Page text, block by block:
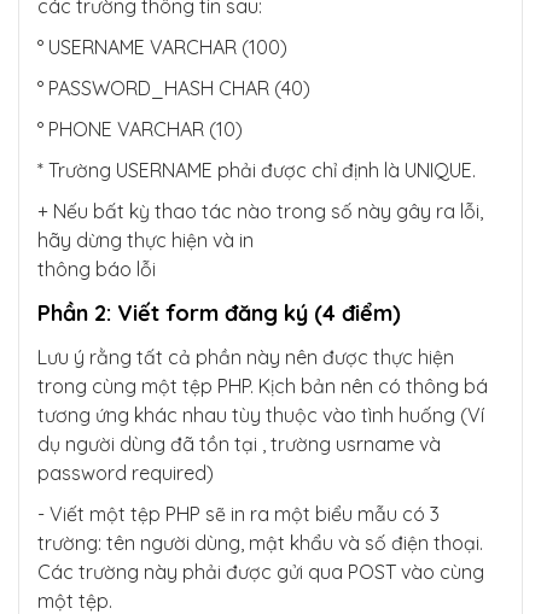
các trường thông tin sau:
° USERNAME VARCHAR (100)
° PASSWORD_HASH CHAR (40)
° PHONE VARCHAR (10)
* Trường USERNAME phải được chỉ định là UNIQUE.
+ Nếu bất kỳ thao tác nào trong số này gây ra lỗi,
hãy dừng thực hiện và in
thông báo lỗi
Phần 2: Viết form đăng ký (4 điểm)
Lưu ý rằng tất cả phần này nên được thực hiện
trong cùng một tệp PHP. Kịch bản nên có thông bá
tương ứng khác nhau tùy thuộc vào tình huống (Ví
dụ người dùng đã tồn tại , trường usrname và
password required)
- Viết một tệp PHP sẽ in ra một biểu mẫu có 3
trường: tên người dùng, mật khẩu và số điện thoại.
Các trường này phải được gửi qua POST vào cùng
một tệp.